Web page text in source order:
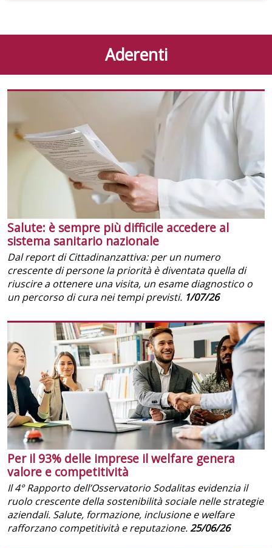
Aderenti
Salute: è sempre più difficile accedere al
sistema sanitario nazionale
Dal report di Cittadinanzattiva: per un numero
crescente di persone la priorità è diventata quella di
riuscire a ottenere una visita, un esame diagnostico o
un percorso di cura nei tempi previsti. 1/07/26
Per il 93% delle imprese il welfare genera
valore e competitività
Il 4° Rapporto dell’Osservatorio Sodalitas evidenzia il
ruolo crescente della sostenibilità sociale nelle strategie
aziendali. Salute, formazione, inclusione e welfare
rafforzano competitività e reputazione.25/06/26